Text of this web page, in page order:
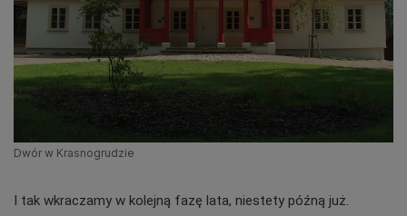
Dwór w Krasnogrudzie
I tak wkraczamy w kolejną fazę lata, niestety późną już.